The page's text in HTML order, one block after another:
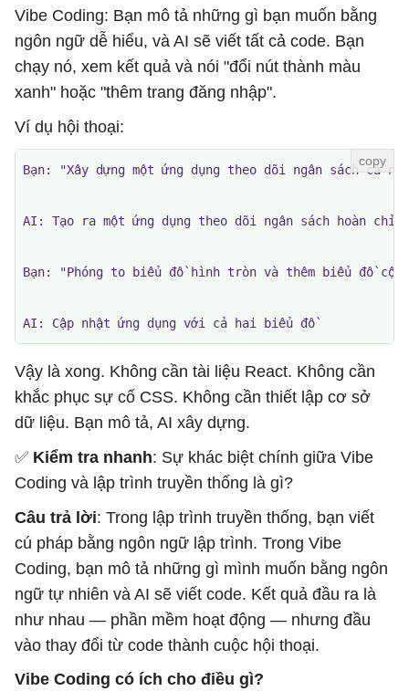
Vibe Coding: Bạn mô tả những gì bạn muốn bằng
ngôn ngữ dễ hiểu, và AI sẽ viết tất cả code. Bạn
chạy nó, xem kết quả và nói "đổi nút thành màu
xanh" hoặc "thêm trang đăng nhập".
Ví dụ hội thoại:
Bạn: "Xây dựng một ứng dụng theo dõi ngân sách
AI: Tạo ra một ứng dụng theo dõi ngân sách hoàn
Bạn: "Phóng to biểu đồ hình tròn và thêm biểu đồ
AI: Cập nhật ứng dụng với cả hai biểu đồ
Vậy là xong. Không cần tài liệu React. Không cần
khắc phục sự cố CSS. Không cần thiết lập cơ sở
dữ liệu. Bạn mô tả, AI xây dựng.
✅ Kiểm tra nhanh: Sự khác biệt chính giữa Vibe
Coding và lập trình truyền thống là gì?
Câu trả lời: Trong lập trình truyền thống, bạn viết
cú pháp bằng ngôn ngữ lập trình. Trong Vibe
Coding, bạn mô tả những gì mình muốn bằng ngôn
ngữ tự nhiên và AI sẽ viết code. Kết quả đầu ra là
như nhau — phần mềm hoạt động — nhưng đầu
vào thay đổi từ code thành cuộc hội thoại.
Vibe Coding có ích cho điều gì?